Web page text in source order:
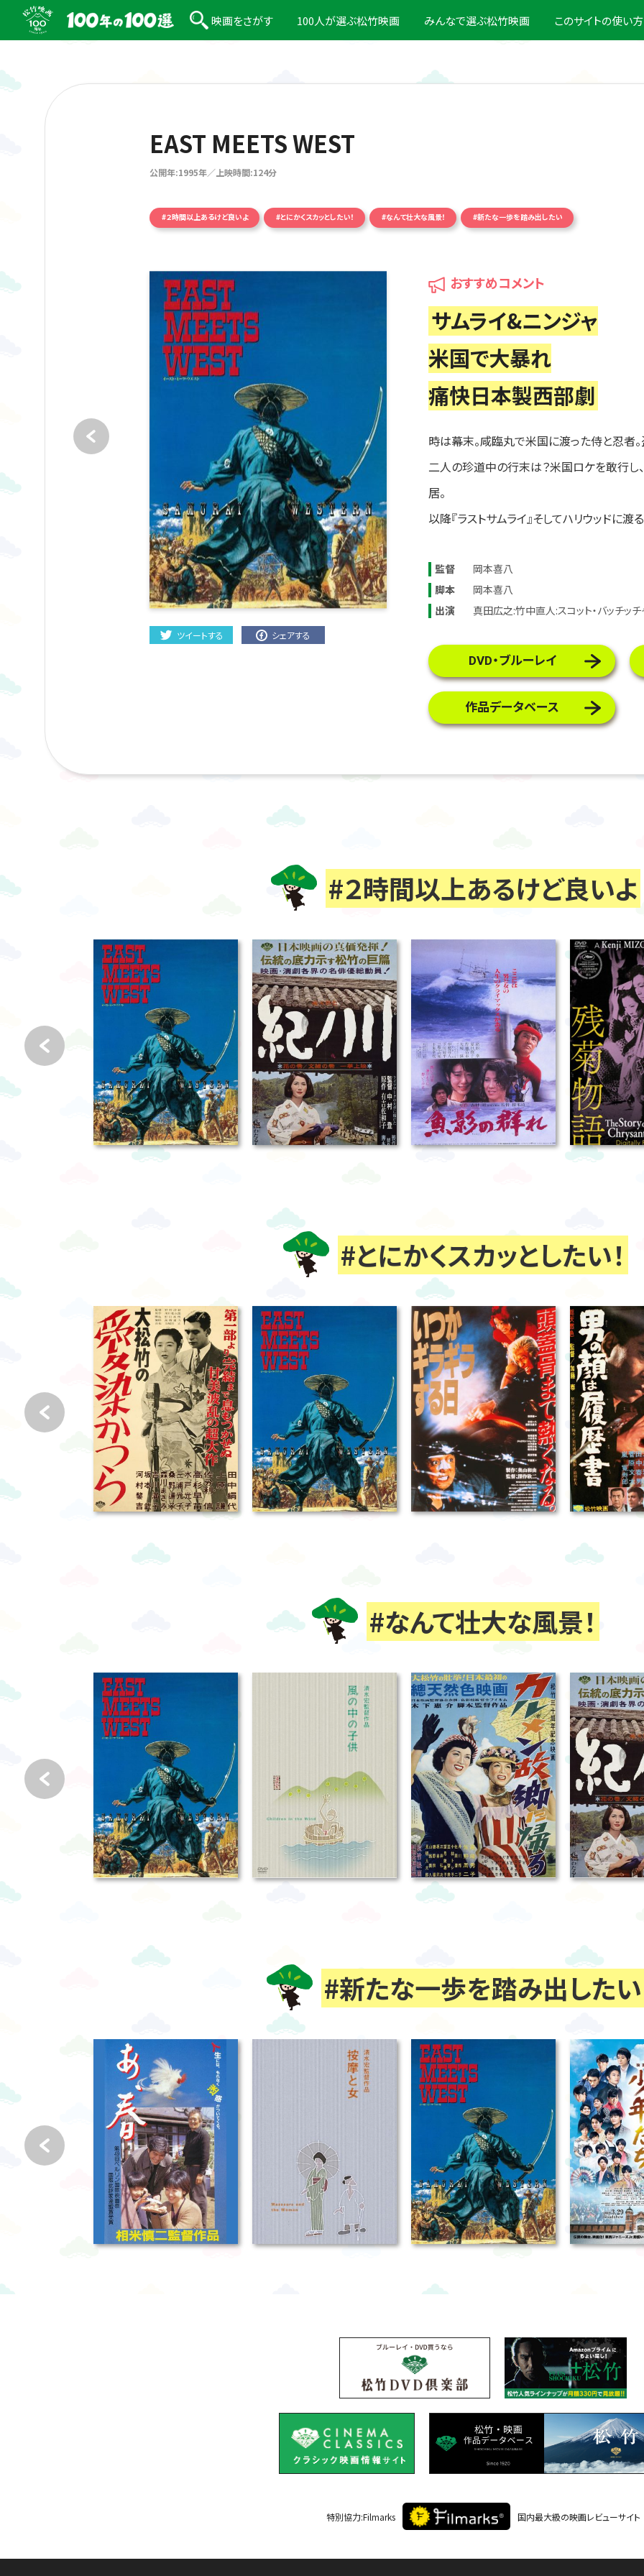
映画をさがす 100人が選ぶ松竹映画 みんなで選ぶ松竹映画 このサイトの使い方
EAST MEETS WEST
公開年:1995年／上映時間:124分
#２時間以上あるけど良いよ #とにかくスカッとしたい！ #なんて壮大な風景！ #新たな一歩を踏み出したい
ツイートする シェアする
おすすめコメント
サムライ&ニンジャ
米国で大暴れ
痛快日本製西部劇
時は幕末。咸臨丸で米国に渡った侍と忍者
二人の珍道中の行末は？米国ロケを敢行し
居。
以降『ラストサムライ』そしてハリウッドに
監督
岡本喜八
脚本
岡本喜八
出演
真田広之:竹中直人:スコット・バッチッチ
DVD・ブルーレイ
作品データベース
#２時間以上あるけど良いよ
#とにかくスカッとしたい！
#なんて壮大な風景！
#新たな一歩を踏み出したい
特別協力:Filmarks 国内最大級の映画レビューサイト